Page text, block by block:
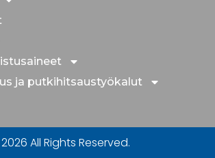
ja putkihitsaustyökalut
All Rights Reserved.